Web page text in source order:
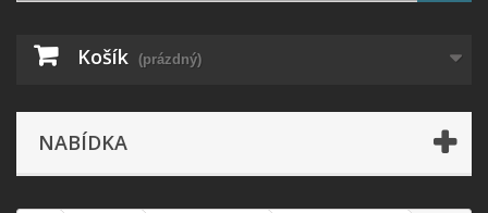
Košík (prázdný)
NABÍDKA